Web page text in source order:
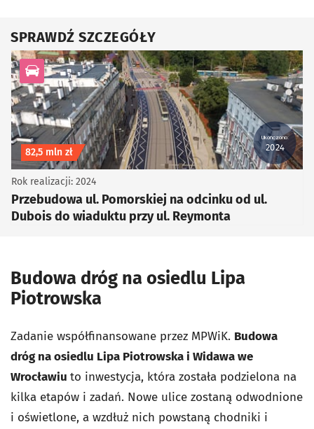
SPRAWDŹ SZCZEGÓŁY
kategoria Infrastruktura drogowa
Ukończono:
2024
Koszt inwestycji
82,5 mln zł
Przebudowa ul. Pomorskiej na odcinku od ul.
Dubois do wiaduktu przy ul. Reymonta
Rok realizacji: 2024
Budowa dróg na osiedlu Lipa
Piotrowska
Zadanie współfinansowane przez MPWiK. Budowa
dróg na osiedlu Lipa Piotrowska i Widawa we
Wrocławiu to inwestycja, która została podzielona na
kilka etapów i zadań. Nowe ulice zostaną odwodnione
i oświetlone, a wzdłuż nich powstaną chodniki i